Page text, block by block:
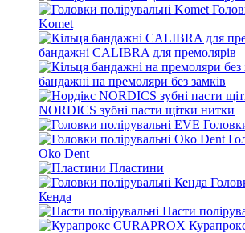
Komet
бандажні CALIBRA для премолярів
бандажні на премоляри без замків
NORDICS зубні пасти щітки нитки
Oko Dent
Пластини
Кенда
Пасти